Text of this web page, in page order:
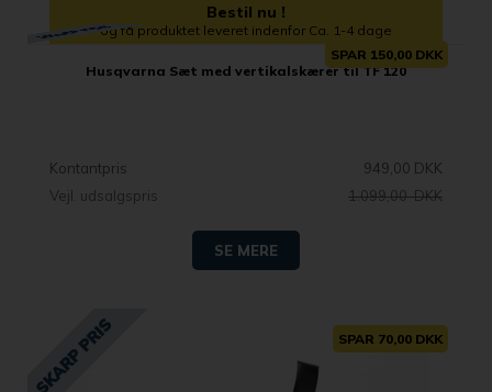
SPAR 150,00 DKK
Bestil nu !
og få produktet leveret indenfor Ca. 1-4 dage
Husqvarna Sæt med vertikalskærer til TF 120
Kontantpris
949,00 DKK
Vejl. udsalgspris
1.099,00 DKK
SE MERE
SPAR 70,00 DKK